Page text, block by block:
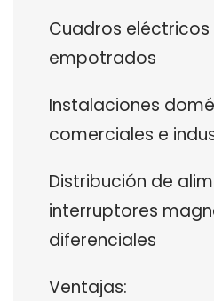
Cuadros
empotrados
Instalaciones
comerciales e
Distribución de
interruptores
diferenciales
Ventajas: